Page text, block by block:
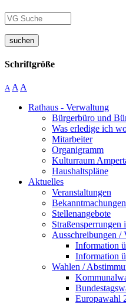
suchen
Schriftgröße
A A A
Rathaus - Verwaltung
Bürgerbüro und
Was erledige ich
Mitarbeiter
Organigramm
Kulturraum
Haushaltspläne
Aktuelles
Veranstaltungen
Bekanntmachungen
Stellenangebote
Ausschreibungen /
Information
Information
Wahlen /
Europawahl